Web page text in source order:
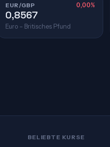
EUR/GBP 0,00%
0,8567
Euro – Britisches Pfund
BELIEBTE KURSE